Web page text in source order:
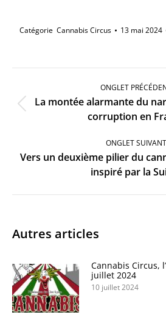
Catégorie Cannabis Circus 13 mai 2024
Navigation
ONGLET
Onglet
La montée alarmante du
corruption en
ONGLET SUIVANT
Onglet
suivant
Vers un deuxième pilier du
inspiré par la
Autres articles
Cannabis Circus,
juillet 2024
10 juillet 2024